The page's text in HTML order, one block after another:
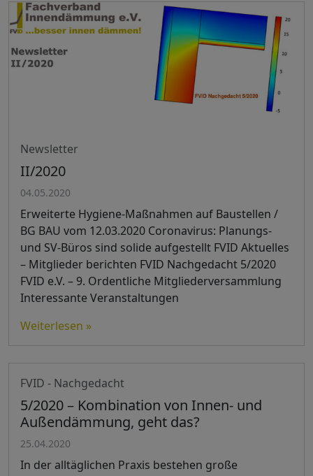
Newsletter
II/2020
04.05.2020
Erweiterte Hygiene-Maßnahmen auf Baustellen /
BG BAU vom 12.03.2020 Coronavirus: Planungs-
und SV-Büros sind solide aufgestellt FVID Aktuelles
– Mitglieder berichten FVID Nachgedacht 5/2020
FVID e.V. – 9. Ordentliche Mitgliederversammlung
Interessante Veranstaltungen
Weiterlesen »
FVID - Nachgedacht
5/2020 – Kombination von Innen- und
Außendämmung, geht das?
25.04.2020
In der alltäglichen Praxis bestehen große